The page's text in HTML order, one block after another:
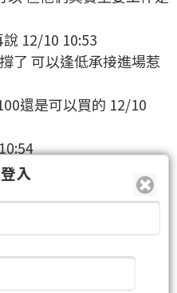
12/10 10:53
了 可以逢低承接進場惹
還是可以買的 12/10
(X) 空單博土笑死人(O)
川講要加稅的那時啦
貴了 12/10 10:55
，給18倍PE就252
入